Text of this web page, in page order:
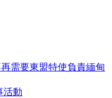
需要東盟特使負責緬甸
活動